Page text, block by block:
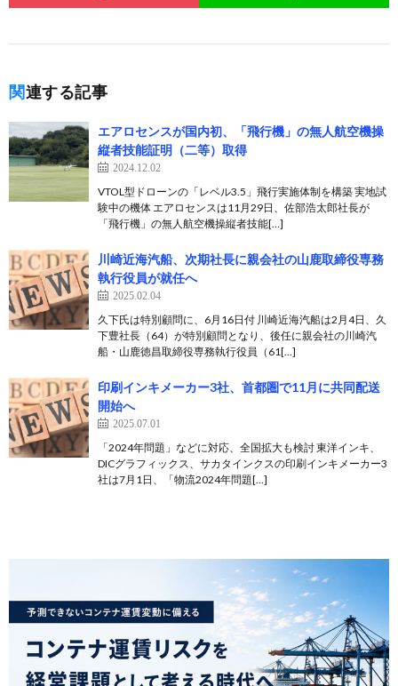
関連する記事
エアロセンスが国内初、「飛行機」の無人航空機操
縦者技能証明（二等）取得
2024.12.02
VTOL型ドローンの「レベル3.5」飛行実施体制を構築 実地試
験中の機体 エアロセンスは11月29日、佐部浩太郎社長が
「飛行機」の無人航空機操縦者技能[…]
川崎近海汽船、次期社長に親会社の山鹿取締役専務
執行役員が就任へ
2025.02.04
久下氏は特別顧問に、6月16日付 川崎近海汽船は2月4日、久
下豊社長（64）が特別顧問となり、後任に親会社の川崎汽
船・山鹿徳昌取締役専務執行役員（61[…]
印刷インキメーカー3社、首都圏で11月に共同配送
開始へ
2025.07.01
「2024年問題」などに対応、全国拡大も検討 東洋インキ、
DICグラフィックス、サカタインクスの印刷インキメーカー3
社は7月1日、「物流2024年問題[…]